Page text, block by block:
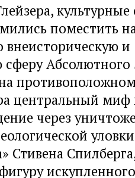
поместить
внеисторическую и
Абсолютного
центральный миф
через
уловки
Стивена